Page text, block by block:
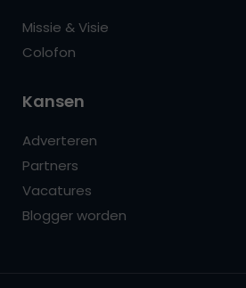
Missie & Visie
Colofon
Kansen
Adverteren
Partners
Vacatures
Blogger worden